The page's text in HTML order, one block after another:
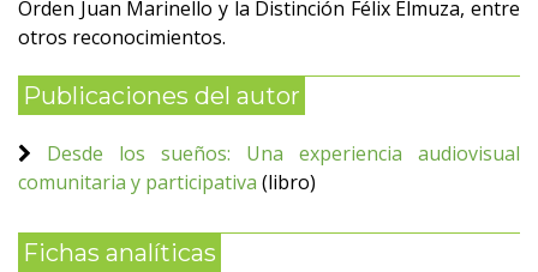
Orden Juan Marinello y la Distinción Félix Elmuza, entre
otros reconocimientos.
Publicaciones del autor
Desde los sueños: Una experiencia audiovisual
comunitaria y participativa (libro)
Fichas analíticas